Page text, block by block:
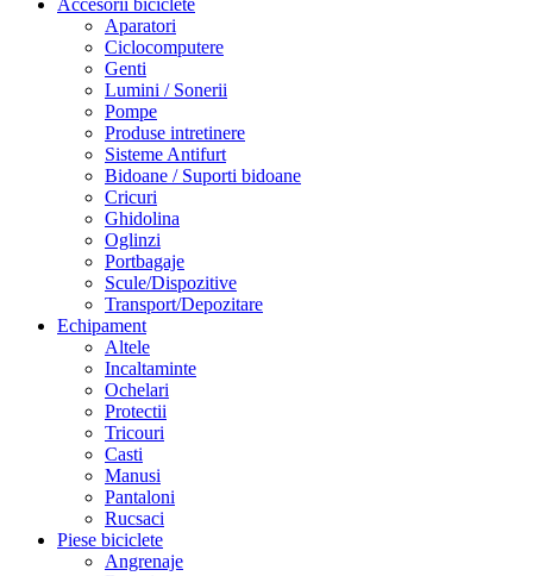
Accesorii biciclete
Aparatori
Ciclocomputere
Genti
Lumini / Sonerii
Pompe
Produse intretinere
Sisteme Antifurt
Bidoane / Suporti bidoane
Cricuri
Ghidolina
Oglinzi
Portbagaje
Scule/Dispozitive
Transport/Depozitare
Echipament
Altele
Incaltaminte
Ochelari
Protectii
Tricouri
Casti
Manusi
Pantaloni
Rucsaci
Piese biciclete
Angrenaje